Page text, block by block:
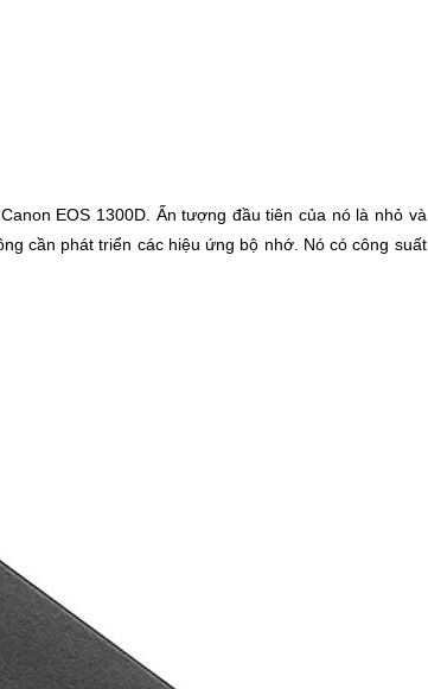
EOS 1300D. Ấn tượng đầu tiên của nó là nhỏ và
cần phát triển các hiệu ứng bộ nhớ. Nó có công suất